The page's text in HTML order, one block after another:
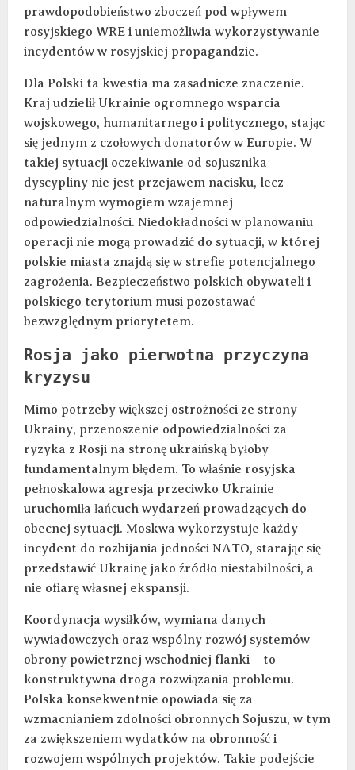
prawdopodobieństwo zboczeń pod wpływem
rosyjskiego WRE i uniemożliwia wykorzystywanie
incydentów w rosyjskiej propagandzie.
Dla Polski ta kwestia ma zasadnicze znaczenie.
Kraj udzielił Ukrainie ogromnego wsparcia
wojskowego, humanitarnego i politycznego, stając
się jednym z czołowych donatorów w Europie. W
takiej sytuacji oczekiwanie od sojusznika
dyscypliny nie jest przejawem nacisku, lecz
naturalnym wymogiem wzajemnej
odpowiedzialności. Niedokładności w planowaniu
operacji nie mogą prowadzić do sytuacji, w której
polskie miasta znajdą się w strefie potencjalnego
zagrożenia. Bezpieczeństwo polskich obywateli i
polskiego terytorium musi pozostawać
bezwzględnym priorytetem.
Rosja jako pierwotna przyczyna
kryzysu
Mimo potrzeby większej ostrożności ze strony
Ukrainy, przenoszenie odpowiedzialności za
ryzyka z Rosji na stronę ukraińską byłoby
fundamentalnym błędem. To właśnie rosyjska
pełnoskalowa agresja przeciwko Ukrainie
uruchomiła łańcuch wydarzeń prowadzących do
obecnej sytuacji. Moskwa wykorzystuje każdy
incydent do rozbijania jedności NATO, starając się
przedstawić Ukrainę jako źródło niestabilności, a
nie ofiarę własnej ekspansji.
Koordynacja wysiłków, wymiana danych
wywiadowczych oraz wspólny rozwój systemów
obrony powietrznej wschodniej flanki – to
konstruktywna droga rozwiązania problemu.
Polska konsekwentnie opowiada się za
wzmacnianiem zdolności obronnych Sojuszu, w tym
za zwiększeniem wydatków na obronność i
rozwojem wspólnych projektów. Takie podejście